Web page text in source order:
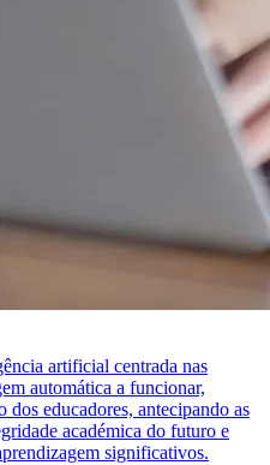
artificial centrada nas
automática a funcionar,
dos educadores, antecipando as
académica do futuro e
significativos.